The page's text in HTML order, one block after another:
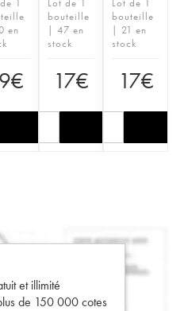
en
€
bouteille
| 47 en
stock
17€
bouteille
| 21 en
stock
17€
et illimité
de 150 000 cotes